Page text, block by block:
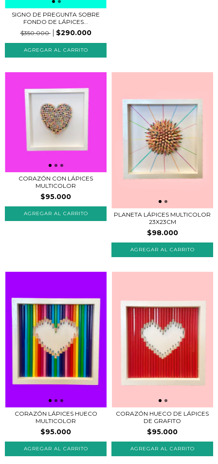
SIGNO DE PREGUNTA SOBRE
FONDO DE LÁPICES...
$350.000
$290.000
CORAZÓN CON LÁPICES
MULTICOLOR
$95.000
PLANETA LÁPICES MULTICOLOR
23X23CM
$98.000
CORAZÓN LÁPICES HUECO
MULTICOLOR
$95.000
CORAZÓN HUECO DE LÁPICES
DE GRAFITO
$95.000